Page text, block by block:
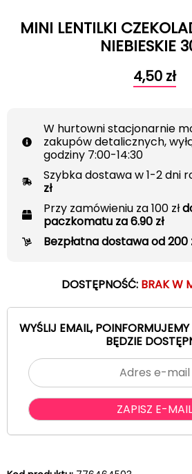
MINI LENTILKI
NIEBIESKIE
4,50 zł
W hurtowni stacjonarnie
zakupów detalicznych,
godziny 7:00-14:30
Szybka dostawa w 1-2 dni
zł
Przy zamówieniu za 100 zł
paczkomatu za 6.90 zł
Bezpłatna dostawa od 200
DOSTĘPNOŚĆ: BRAK W
WYŚLIJ EMAIL,
BĘDZIE